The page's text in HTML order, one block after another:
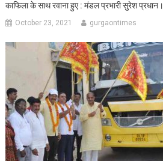
काफिला के साथ रवाना हुए : मंडल प्रभारी सुरेश प्रधान।
October 23, 2021 gurgaontimes